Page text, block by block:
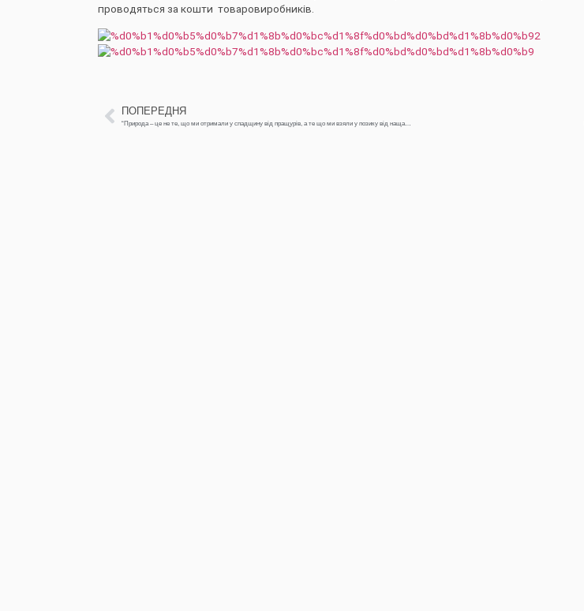
проводяться за кошти товаровиробників.
ПОПЕРЕДНЯ
“Природа – це не те, що ми отримали у спадщину від пращурів, а те що ми взяли у позику від нащадків”